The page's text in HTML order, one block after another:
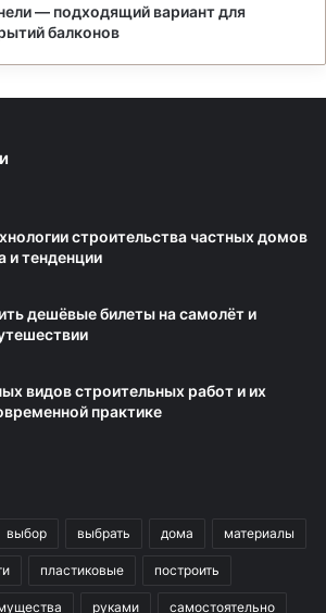
— подходящий вариант для
балконов
строительства частных домов
и тенденции
дешёвые билеты на самолёт и
видов строительных работ и их
практике
выбор выбрать дома материалы
пластиковые построить
руками самостоятельно